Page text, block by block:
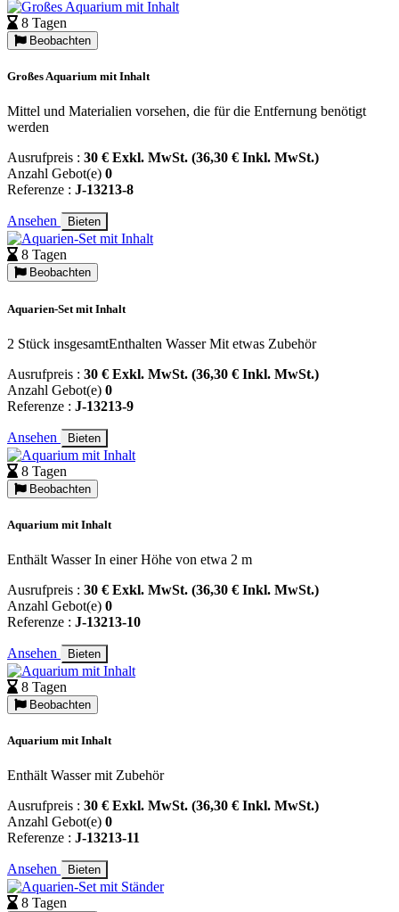
8 Tagen
Beobachten
Großes Aquarium mit Inhalt
Mittel und Materialien vorsehen, die für die Entfernung benötigt
werden
Ausrufpreis : 30 € Exkl. MwSt. (36,30 € Inkl. MwSt.)
Anzahl Gebot(e) 0
Referenze : J-13213-8
Ansehen Bieten
8 Tagen
Beobachten
Aquarien-Set mit Inhalt
2 Stück insgesamtEnthalten Wasser Mit etwas Zubehör
Ausrufpreis : 30 € Exkl. MwSt. (36,30 € Inkl. MwSt.)
Anzahl Gebot(e) 0
Referenze : J-13213-9
Ansehen Bieten
8 Tagen
Beobachten
Aquarium mit Inhalt
Enthält Wasser In einer Höhe von etwa 2 m
Ausrufpreis : 30 € Exkl. MwSt. (36,30 € Inkl. MwSt.)
Anzahl Gebot(e) 0
Referenze : J-13213-10
Ansehen Bieten
8 Tagen
Beobachten
Aquarium mit Inhalt
Enthält Wasser mit Zubehör
Ausrufpreis : 30 € Exkl. MwSt. (36,30 € Inkl. MwSt.)
Anzahl Gebot(e) 0
Referenze : J-13213-11
Ansehen Bieten
8 Tagen